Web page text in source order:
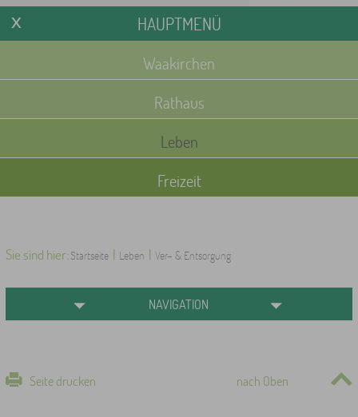
HAUPTMENÜ
Waakirchen
Rathaus
Leben
Freizeit
Sie sind hier: Startseite | Leben | Ver- & Entsorgung
NAVIGATION
Seite drucken nach Oben